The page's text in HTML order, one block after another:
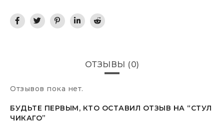
ОТЗЫВЫ (0)
Отзывов пока нет.
БУДЬТЕ ПЕРВЫМ, КТО ОСТАВИЛ ОТЗЫВ НА “СТУЛ
ЧИКАГО”